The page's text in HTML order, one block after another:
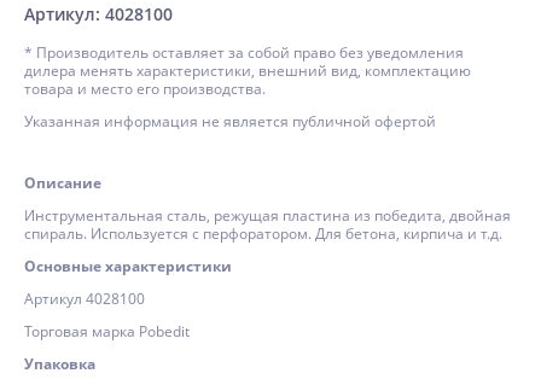
Артикул: 4028100
* Производитель оставляет за собой право без уведомления
дилера менять характеристики, внешний вид, комплектацию
товара и место его производства.
Указанная информация не является публичной офертой
Описание
Инструментальная сталь, режущая пластина из победита, двойная
спираль. Используется с перфоратором. Для бетона, кирпича и т.д.
Основные характеристики
Артикул 4028100
Торговая марка Pobedit
Упаковка